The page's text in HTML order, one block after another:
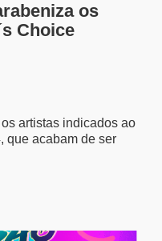
os
Choice
artistas indicados ao
que acabam de ser